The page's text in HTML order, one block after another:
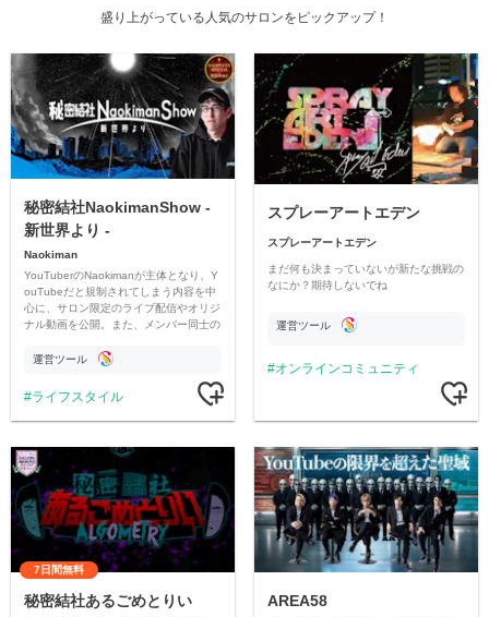
盛り上がっている人気のサロンをピックアップ！
秘密結社NaokimanShow -
新世界より -
Naokiman
YouTuberのNaokimanが主体となり、Y
ouTubeだと規制されてしまう内容を中
心に、サロン限定のライブ配信やオリジ
ナル動画を公開。また、メンバー同士の
ただいています。
運営ツール
ライフスタイル
スプレーアートエデン
スプレーアートエデン
まだ何も決まっていないが新たな挑戦の
なにか？期待しないでね
運営ツール
オンラインコミュニティ
7日間無料
秘密結社あるごめとりい AREA58